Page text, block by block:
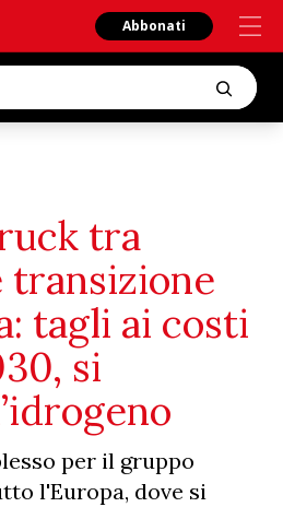
Abbonati
tra
transizione
tagli ai costi
si
per il gruppo
l'Europa, dove si